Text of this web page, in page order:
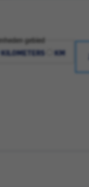
gebied
KILOMETERS
KM